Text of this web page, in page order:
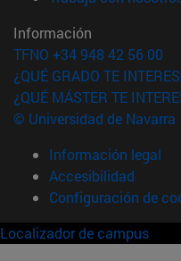
Información
TFNO +34 948 42 56 00
¿QUÉ GRADO TE
¿QUÉ MÁSTER TE
© Universidad de Navarra
Información legal
Accesibilidad
Configuración de
Localizador de campus